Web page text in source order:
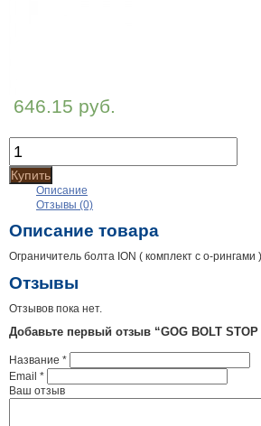
646.15 руб.
Купить
Описание
Отзывы (0)
Описание товара
Ограничитель болта ION ( комплект с о-рингами )
Отзывы
Отзывов пока нет.
Добавьте первый отзыв “GOG BOLT STOP
Название *
Email *
Ваш отзыв